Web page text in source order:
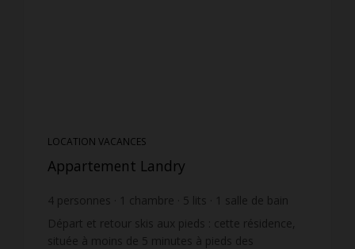
LOCATION VACANCES
Appartement Landry
4 personnes 1 chambre 5 lits 1 salle de bain
Départ et retour skis aux pieds : cette résidence,
située à moins de 5 minutes à pieds des